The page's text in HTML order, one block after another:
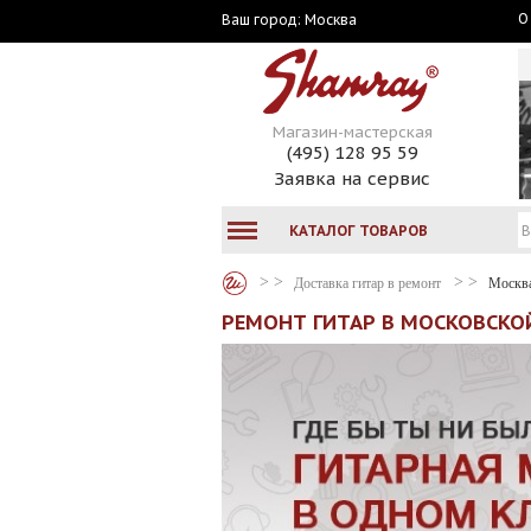
Ваш город: Москва О
Магазин-мастерская
(495) 128 95 59
Заявка на сервис
КАТАЛОГ ТОВАРОВ
Доставка гитар в ремонт
РЕМОНТ ГИТАР В